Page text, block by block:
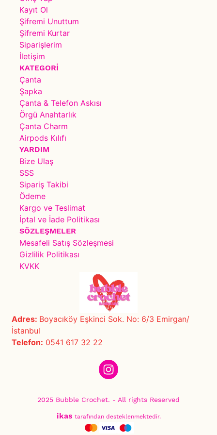
Kayıt Ol
Şifremi Unuttum
Şifremi Kurtar
Siparişlerim
İletişim
KATEGORİ
Çanta
Şapka
Çanta & Telefon Askısı
Örgü Anahtarlık
Çanta Charm
Airpods Kılıfı
YARDIM
Bize Ulaş
SSS
Sipariş Takibi
Ödeme
Kargo ve Teslimat
İptal ve İade Politikası
SÖZLEŞMELER
Mesafeli Satış Sözleşmesi
Gizlilik Politikası
KVKK
Adres: Boyacıköy Eşkinci Sok. No: 6/3 Emirgan/
İstanbul
Telefon: 0541 617 32 22
2025 Bubble Crochet. - All rights Reserved
ikas tarafından desteklenmektedir.